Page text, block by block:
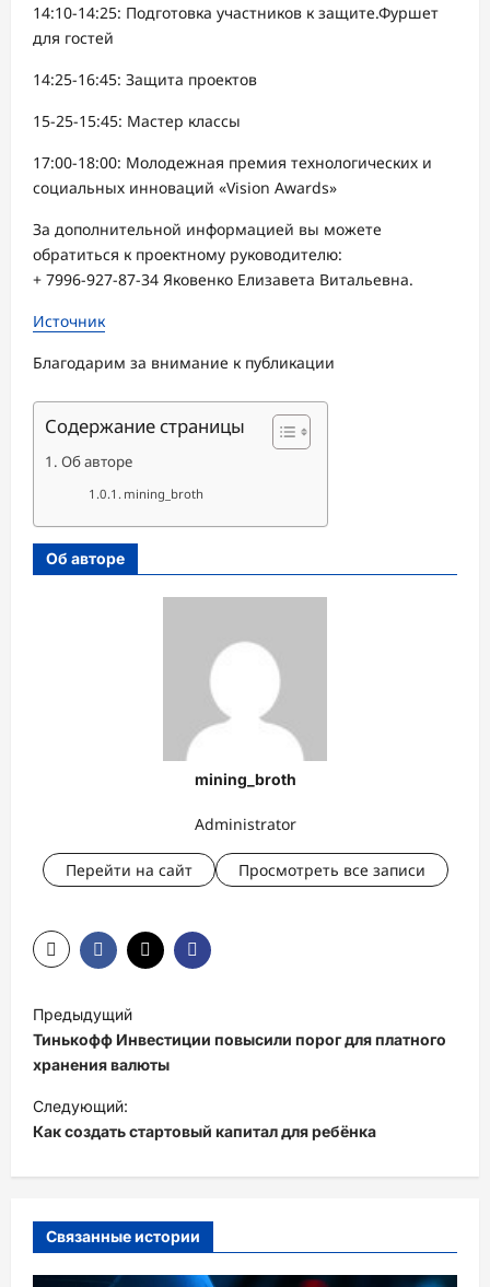
14:10-14:25: Подготовка участников к защите.Фуршет
для гостей
14:25-16:45: Защита проектов
15-25-15:45: Мастер классы
17:00-18:00: Молодежная премия технологических и
социальных инноваций «Vision Awards»
За дополнительной информацией вы можете
обратиться к проектному руководителю:
+ 7996-927-87-34 Яковенко Елизавета Витальевна.
Источник
Благодарим за внимание к публикации
Содержание страницы
Об авторе
mining_broth
Об авторе
mining_broth
Administrator
Перейти на сайт Просмотреть все записи
а
в
и
г
а
я
Предыдущий
Тинькофф Инвестиции повысили порог для платного
хранения валюты
Следующий:
Как создать стартовый капитал для ребёнка
Связанные истории